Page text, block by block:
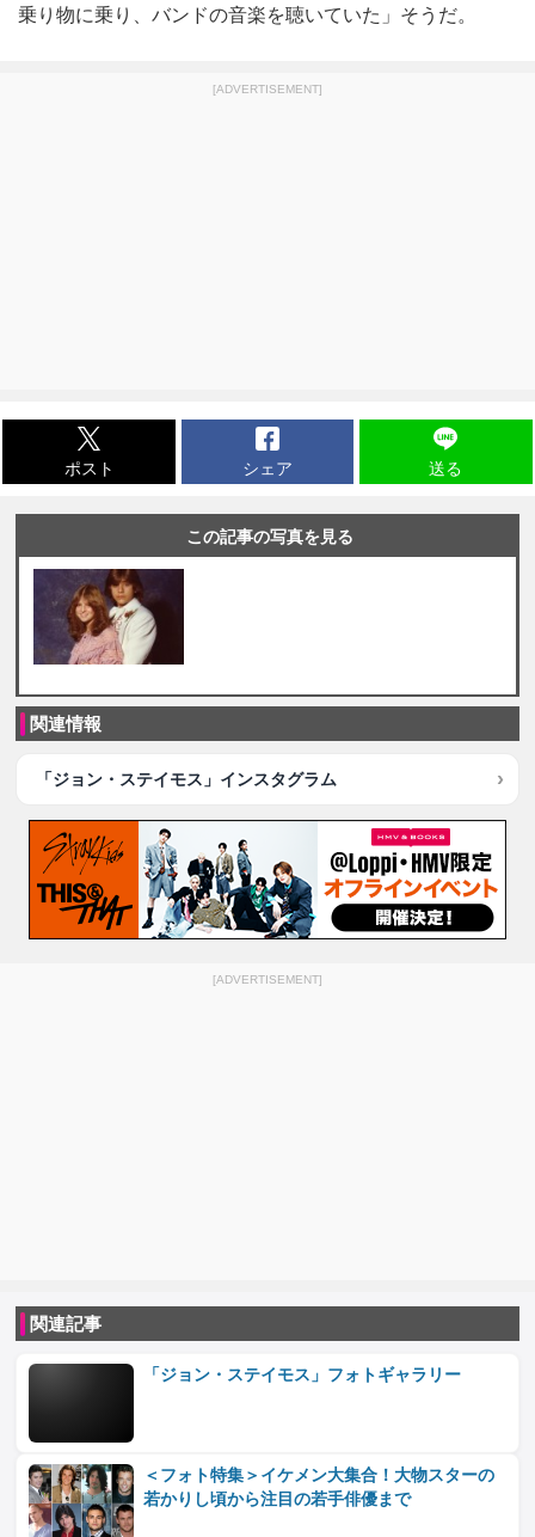
乗り物に乗り、バンドの音楽を聴いていた」そうだ。
[ADVERTISEMENT]
ポスト シェア 送る
この記事の写真を見る
関連情報
「ジョン・ステイモス」インスタグラム
[ADVERTISEMENT]
関連記事
「ジョン・ステイモス」フォトギャラリー
＜フォト特集＞イケメン大集合！大物スターの
若かりし頃から注目の若手俳優まで